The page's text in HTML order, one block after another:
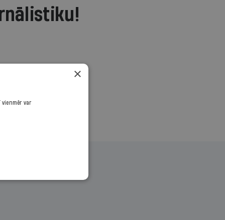
×
var